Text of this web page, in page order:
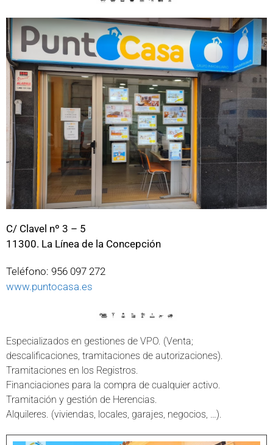
C/ Clavel nº 3 – 5
11300. La Línea de la Concepción
Teléfono: 956 097 272
www.puntocasa.es
Especializados en gestiones de VPO. (Venta;
descalificaciones, tramitaciones de autorizaciones).
Tramitaciones en los Registros.
Financiaciones para la compra de cualquier activo.
Tramitación y gestión de Herencias.
Alquileres. (viviendas, locales, garajes, negocios, …).